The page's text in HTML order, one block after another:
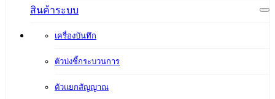
สินค้าระบบ
เครื่องบันทึก
ตัวบ่งชี้กระบวนการ
ตัวแยกสัญญาณ